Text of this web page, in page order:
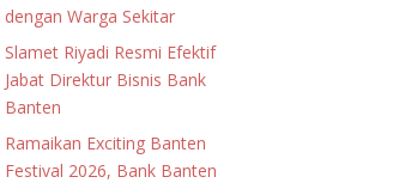
dengan Warga Sekitar
Slamet Riyadi Resmi Efektif
Jabat Direktur Bisnis Bank
Banten
Ramaikan Exciting Banten
Festival 2026, Bank Banten